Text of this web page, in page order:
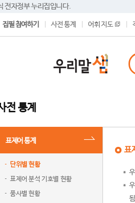
전자정부 누리집입니다.
집필 참여하기 사전 통계 어휘 지도
전 통계
표제어 통계
단위별 현황
표제어 분석 기호별 현황
품사별 현황
표